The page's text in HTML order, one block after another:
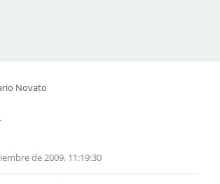
Novato
de 2009, 11:19:30